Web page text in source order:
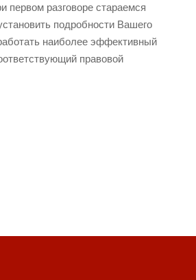
первом разговоре стараемся
подробности Вашего
наиболее эффективный
правовой